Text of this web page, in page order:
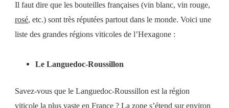
Il faut dire que les bouteilles françaises (vin blanc, vin rouge,
rosé, etc.) sont très réputées partout dans le monde. Voici une
liste des grandes régions viticoles de l’Hexagone :
Le Languedoc-Roussillon
Savez-vous que le Languedoc-Roussillon est la région
viticole la plus vaste en France ? La zone s’étend sur environ